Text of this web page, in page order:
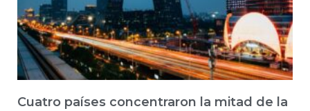
Cuatro países concentraron la mitad de la